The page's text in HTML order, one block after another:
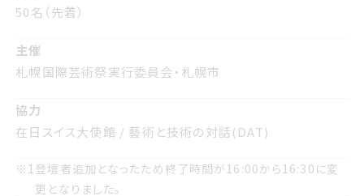
50名先着
50名（先着）
主催
主催
札幌国際げいじゅつさい実行委員会
札幌国際芸術祭実行委員会・札幌市
協力
協力
在日スイス大使館 / 藝術と技術の対話DAT
在日スイス大使館 / 藝術と技術の対話(DAT)
1
※1登壇者追加となったため終了時間が16時から16時30分に
変更となりました
登壇者追加となったため終了時間が16:00から16:30に変
更となりました。